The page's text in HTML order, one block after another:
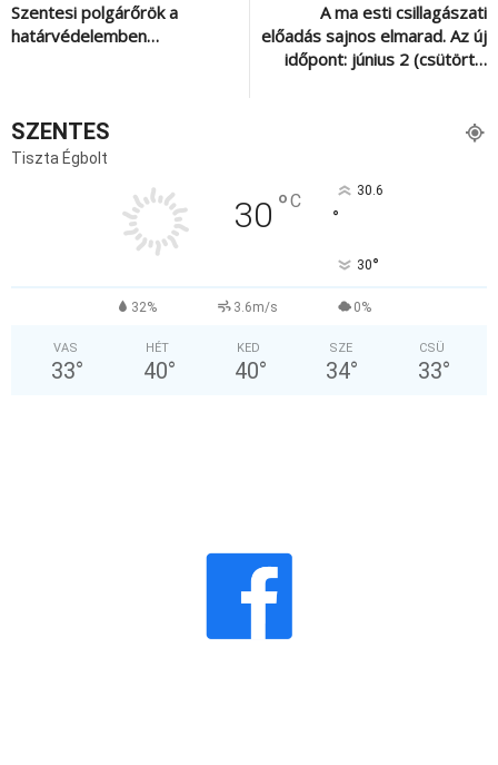
Szentesi polgárőrök a
határvédelemben…
A ma esti csillagászati
előadás sajnos elmarad. Az új
időpont: június 2 (csütört…
SZENTES
Tiszta Égbolt
30 °C 30.6
°
30°
32% 3.6m/s 0%
VAS
33°
HÉT
40°
KED
40°
SZE
34°
CSÜ
33°